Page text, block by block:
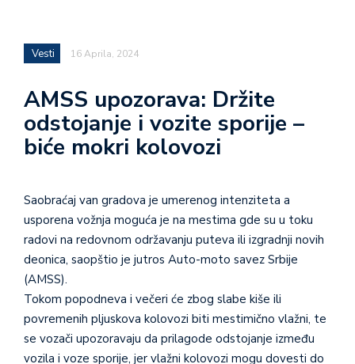
Vesti 16 Aprila, 2024
AMSS upozorava: Držite
odstojanje i vozite sporije –
biće mokri kolovozi
Saobraćaj van gradova je umerenog intenziteta a
usporena vožnja moguća je na mestima gde su u toku
radovi na redovnom održavanju puteva ili izgradnji novih
deonica, saopštio je jutros Auto-moto savez Srbije
(AMSS).
Tokom popodneva i večeri će zbog slabe kiše ili
povremenih pljuskova kolovozi biti mestimično vlažni, te
se vozači upozoravaju da prilagode odstojanje između
vozila i voze sporije, jer vlažni kolovozi mogu dovesti do